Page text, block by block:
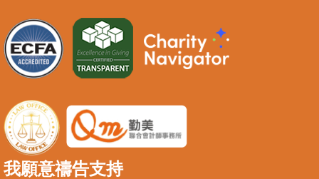
我願意禱告支持